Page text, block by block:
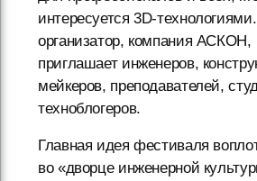
интересуется 3D-
организатор, компания АСКОН,
приглашает инженеров,
мейкеров, преподавателей,
техноблогеров.
Главная идея фестиваля
во «дворце инженерной